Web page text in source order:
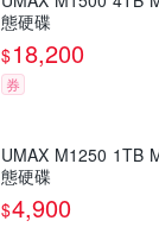
態硬碟
$18,200
券
UMAX M1250 1TB
態硬碟
$4,900